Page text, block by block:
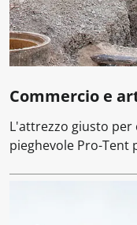
Commercio e
L'attrezzo giusto per
pieghevole Pro-Tent